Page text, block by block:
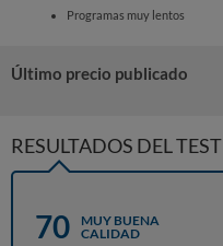
Programas muy lentos
Último precio publicado
RESULTADOS DEL TEST
70
MUY BUENA
CALIDAD